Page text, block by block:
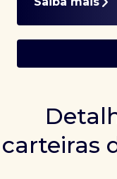
carteiras